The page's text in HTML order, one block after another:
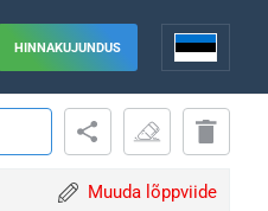
HINNAKUJUNDUS
Muuda lõppviide